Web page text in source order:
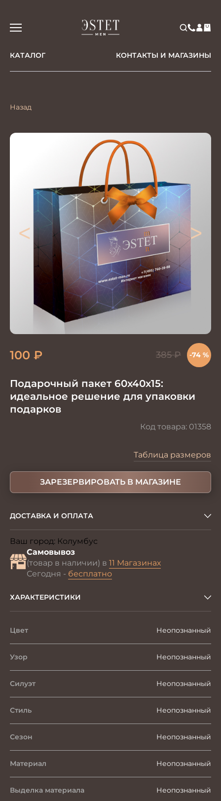
КАТАЛОГ КОНТАКТЫ И МАГАЗИНЫ
Назад
< >
Подарочный пакет 60x40x15:
идеальное решение для упаковки
подарков
Код товара: 01358
100 ₽ 385₽ -74 %
Таблица размеров
ЗАРЕЗЕРВИРОВАТЬ В МАГАЗИНЕ
ДОСТАВКА И ОПЛАТА
Ваш город: Колумбус
Самовывоз
(товар в наличии) в 11 Магазинах
Сегодня - бесплатно
ХАРАКТЕРИСТИКИ
Цвет Неопознанный
Узор Неопознанный
Силуэт Неопознанный
Стиль Неопознанный
Сезон Неопознанный
Материал Неопознанный
Выделка материала Неопознанный